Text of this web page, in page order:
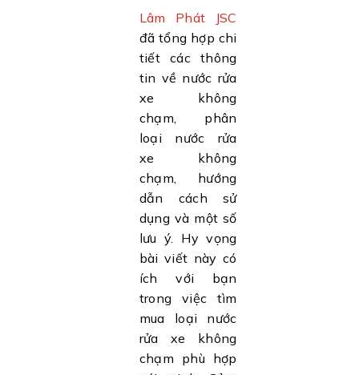
Lâm Phát JSC
đã tổng hợp chi
tiết các thông
tin về nước rửa
xe không
chạm, phân
loại nước rửa
xe không
chạm, hướng
dẫn cách sử
dụng và một số
lưu ý. Hy vọng
bài viết này có
ích với bạn
trong việc tìm
mua loại nước
rửa xe không
chạm phù hợp